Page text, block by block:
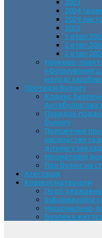
2023
2024
2024
2025
1 етап
2 етап
3 етап
Науково-
«Формування
молоді
Протидія булінгу
Кодекс
Антибулінгова
Порядок
булінгу
Положення про
насильству та
дітьми у
Нормативні
Про булінг на
Атестація
Корисні матеріали
Події
Інформаційна
Національно-
Безпека